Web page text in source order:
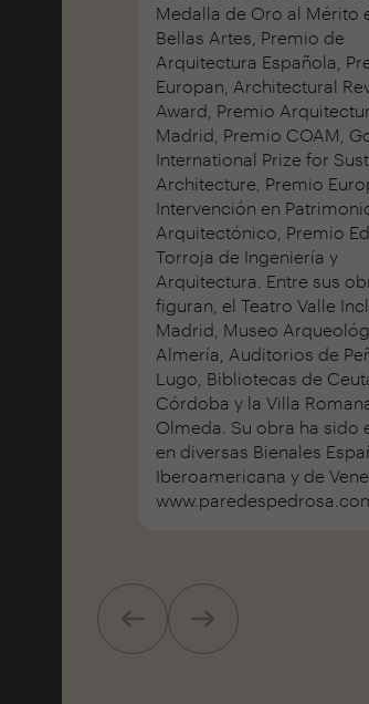
Medalla de Oro al Mérito
Bellas Artes, Premio de
Arquitectura Española,
Europan, Architectural
Award, Premio
Madrid, Premio COAM,
International Prize for
Architecture, Premio
Intervención en
Arquitectónico, Premio
Torroja de Ingeniería y
Arquitectura. Entre sus
figuran, el Teatro Valle
Madrid, Museo
Almería, Auditorios de
Lugo, Bibliotecas de
Córdoba y la Villa
Olmeda. Su obra ha sido
en diversas Bienales
Iberoamericana y de